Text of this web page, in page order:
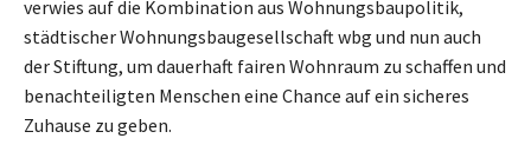
verwies auf die Kombination aus Wohnungsbaupolitik,
städtischer Wohnungsbaugesellschaft wbg und nun auch
der Stiftung, um dauerhaft fairen Wohnraum zu schaffen und
benachteiligten Menschen eine Chance auf ein sicheres
Zuhause zu geben.